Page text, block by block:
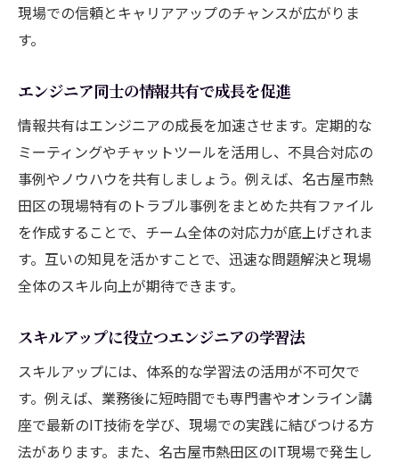
現場での信頼とキャリアアップのチャンスが広がりま
す。
エンジニア同士の情報共有で成長を促進
情報共有はエンジニアの成長を加速させます。定期的な
ミーティングやチャットツールを活用し、不具合対応の
事例やノウハウを共有しましょう。例えば、名古屋市熱
田区の現場特有のトラブル事例をまとめた共有ファイル
を作成することで、チーム全体の対応力が底上げされま
す。互いの知見を活かすことで、迅速な問題解決と現場
全体のスキル向上が期待できます。
スキルアップに役立つエンジニアの学習法
スキルアップには、体系的な学習法の活用が不可欠で
す。例えば、業務後に短時間でも専門書やオンライン講
座で最新のIT技術を学び、現場での実践に結びつける方
法があります。また、名古屋市熱田区のIT現場で発生し